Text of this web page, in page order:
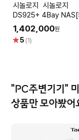
시놀로지 시놀로지
DS925+ 4Bay NAS[
스][공식총판]
1,402,000원
별5 (1)
"PC주변기기"
상품만 모아봤어